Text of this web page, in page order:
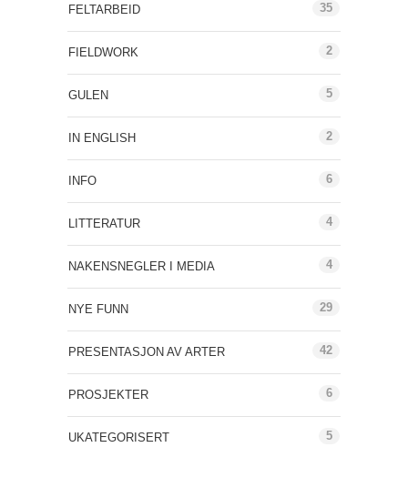
FELTARBEID 35
FIELDWORK 2
GULEN 5
IN ENGLISH 2
INFO 6
LITTERATUR 4
NAKENSNEGLER I MEDIA 4
NYE FUNN 29
PRESENTASJON AV ARTER 42
PROSJEKTER 6
UKATEGORISERT 5